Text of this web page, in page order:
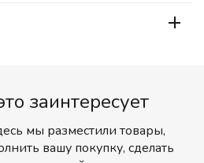
заинтересует
мы разместили товары,
вашу покупку, сделать